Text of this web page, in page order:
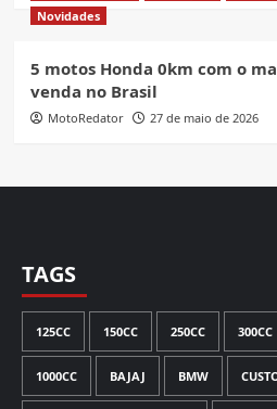
Novidades
5 motos Honda 0km com o
venda no Brasil
MotoRedator 27 de maio de 2026
TAGS
125CC 150CC 250CC 300CC
1000CC BAJAJ BMW